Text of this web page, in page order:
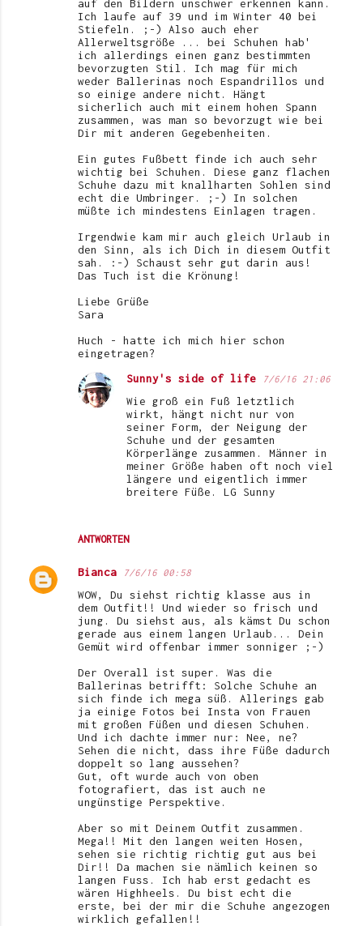
auf den Bildern unschwer erkennen kann.
Ich laufe auf 39 und im Winter 40 bei
Stiefeln. ;-) Also auch eher
Allerweltsgröße ... bei Schuhen hab'
ich allerdings einen ganz bestimmten
bevorzugten Stil. Ich mag für mich
weder Ballerinas noch Espandrillos und
so einige andere nicht. Hängt
sicherlich auch mit einem hohen Spann
zusammen, was man so bevorzugt wie bei
Dir mit anderen Gegebenheiten.
Ein gutes Fußbett finde ich auch sehr
wichtig bei Schuhen. Diese ganz flachen
Schuhe dazu mit knallharten Sohlen sind
echt die Umbringer. ;-) In solchen
müßte ich mindestens Einlagen tragen.
Irgendwie kam mir auch gleich Urlaub in
den Sinn, als ich Dich in diesem Outfit
sah. :-) Schaust sehr gut darin aus!
Das Tuch ist die Krönung!
Liebe Grüße
Sara
Huch - hatte ich mich hier schon
eingetragen?
ANTWORTEN
Sunny's side of life 7/6/16 21:06
Wie groß ein Fuß letztlich
wirkt, hängt nicht nur von
seiner Form, der Neigung der
Schuhe und der gesamten
Körperlänge zusammen. Männer in
meiner Größe haben oft noch viel
längere und eigentlich immer
breitere Füße. LG Sunny
Bianca 7/6/16 00:58
WOW, Du siehst richtig klasse aus in
dem Outfit!! Und wieder so frisch und
jung. Du siehst aus, als kämst Du schon
gerade aus einem langen Urlaub... Dein
Gemüt wird offenbar immer sonniger ;-)
Der Overall ist super. Was die
Ballerinas betrifft: Solche Schuhe an
sich finde ich mega süß. Allerings gab
ja einige Fotos bei Insta von Frauen
mit großen Füßen und diesen Schuhen.
Und ich dachte immer nur: Nee, ne?
Sehen die nicht, dass ihre Füße dadurch
doppelt so lang aussehen?
Gut, oft wurde auch von oben
fotografiert, das ist auch ne
ungünstige Perspektive.
Aber so mit Deinem Outfit zusammen.
Mega!! Mit den langen weiten Hosen,
sehen sie richtig richtig gut aus bei
Dir!! Da machen sie nämlich keinen so
langen Fuss. Ich hab erst gedacht es
wären Highheels. Du bist echt die
erste, bei der mir die Schuhe angezogen
wirklich gefallen!!